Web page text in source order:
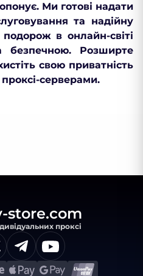
Ми готові надати
та надійну
в онлайн-світі
безпечною. Розширте
свою приватність
серверами.
store.com
проксі